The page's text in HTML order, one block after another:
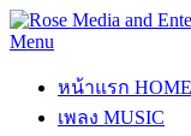
Menu
หน้าแรก HOME
เพลง MUSIC